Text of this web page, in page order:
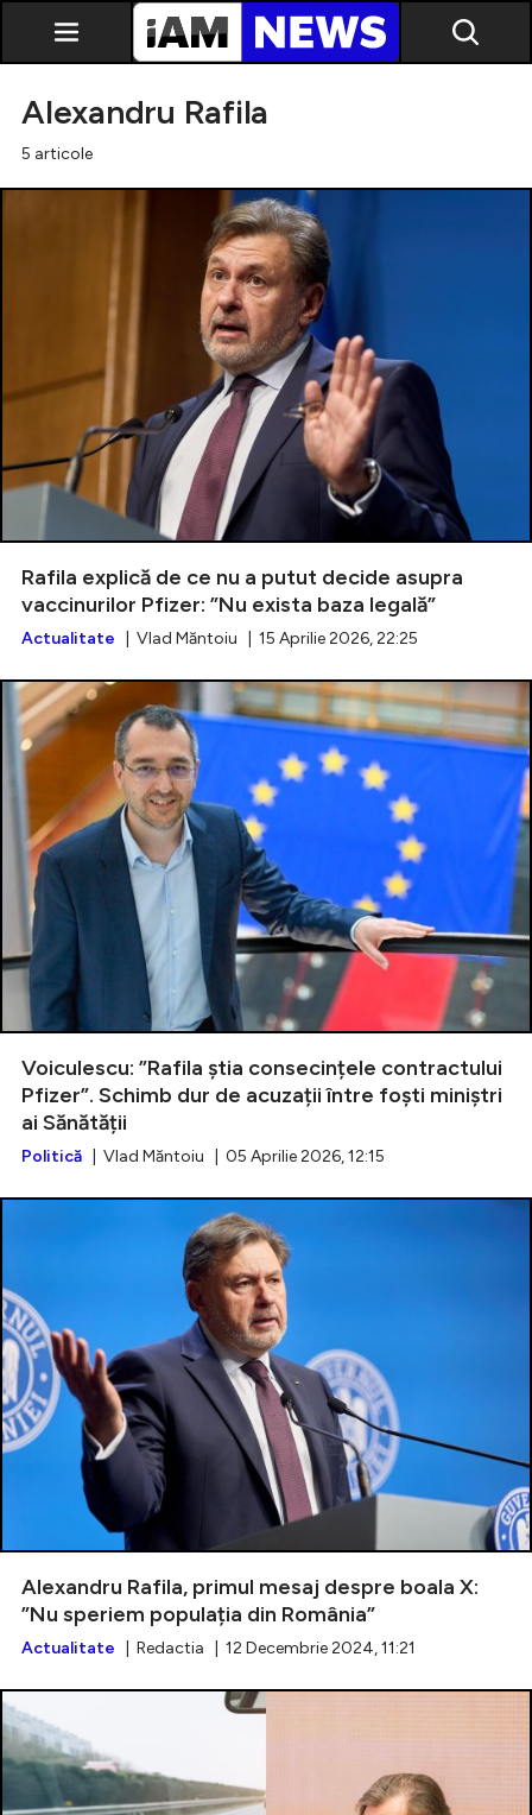
Exclusiv
Intră în cont
Creează cont
Alexandru Rafila
5 articole
Rafila explică de ce nu a putut decide asupra
vaccinurilor Pfizer: ”Nu exista baza legală”
Actualitate | Vlad Măntoiu | 15 Aprilie 2026, 22:25
Voiculescu: ”Rafila știa consecințele contractului
Pfizer”. Schimb dur de acuzații între foști miniștri
ai Sănătății
Politică | Vlad Măntoiu | 05 Aprilie 2026, 12:15
Alexandru Rafila, primul mesaj despre boala X:
”Nu speriem populația din România”
Actualitate | Redactia | 12 Decembrie 2024, 11:21